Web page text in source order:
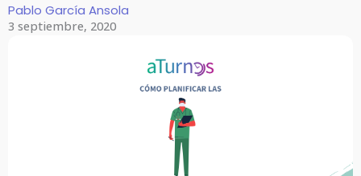
Pablo García Ansola
3 septiembre, 2020